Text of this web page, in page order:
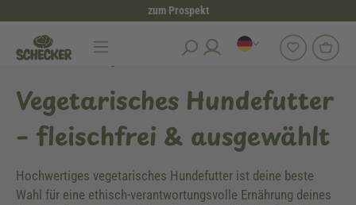
zum Prospekt
Hundefutter Vegetarisches Hundefutter
Vegetarisches Hundefutter
– fleischfrei & ausgewählt
Hochwertiges vegetarisches Hundefutter ist deine beste
Wahl für eine ethisch-verantwortungsvolle Ernährung deines